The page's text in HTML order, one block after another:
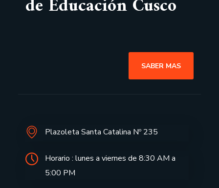
de Educación Cusco
SABER MAS
Plazoleta Santa Catalina Nº 235
Horario : lunes a viernes de 8:30 AM a
5:00 PM